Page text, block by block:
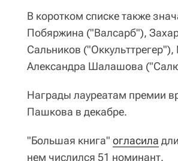
В коротком списке также
Побяржина ("Валсарб"),
Сальников
Александра Шалашова
Награды лауреатам премии
Пашкова в декабре.
"Большая книга" огласила
нем числился 51 номинант.